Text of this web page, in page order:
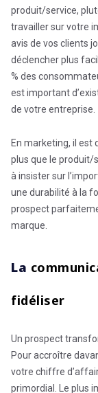
produit/service,
travailler sur votre
avis de vos clients
déclencher plus
% des
est important
de votre entreprise.
En marketing, il est
plus que le produit/
à insister sur
une durabilité à la
prospect
marque.
La
fidéliser
Un prospect
Pour accroître
votre chiffre
primordial. Le plus